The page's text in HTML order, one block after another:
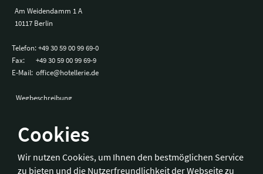
Cookies
Wir nutzen Cookies, um Ihnen den bestmöglichen Service
zu bieten und die Nutzerfreundlichkeit der Webseite zu
Am Weidendamm 1 A
10117 Berlin
Telefon:+49 30 59 00 99 69-0
Fax:
+49 30 59 00 99 69-9
E-Mail: office@hotellerie.de
Wegbeschreibung
Hotelverband Deutschland (IHA) / IHA-Service GmbH